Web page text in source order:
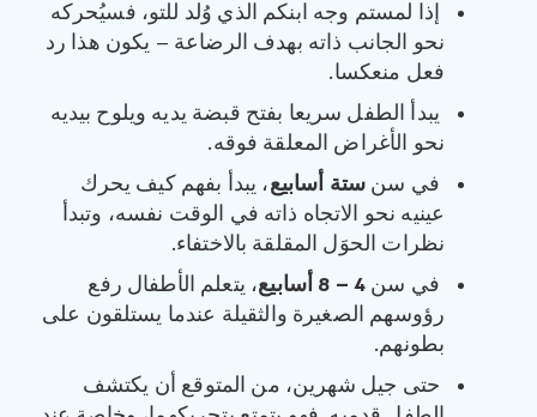
إذا لمستم وجه ابنكم الذي وُلد للتو، فسيُحركه
نحو الجانب ذاته بهدف الرضاعة – يكون هذا رد
فعل منعكسا.
يبدأ الطفل سريعا بفتح قبضة يديه ويلوح بيديه
نحو الأغراض المعلقة فوقه.
في سن ستة أسابيع، يبدأ بفهم كيف يحرك
عينيه نحو الاتجاه ذاته في الوقت نفسه، وتبدأ
نظرات الحوَل المقلقة بالاختفاء.
في سن
، يتعلم الأطفال رفع
رؤوسهم الصغيرة والثقيلة عندما يستلقون على
بطونهم.
حتى جيل شهرين، من المتوقع أن يكتشف